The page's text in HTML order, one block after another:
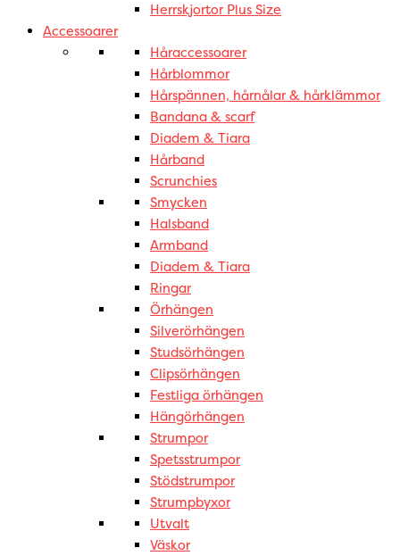
Herrskjortor Plus Size
Accessoarer
Håraccessoarer
Hårblommor
Hårspännen, hårnålar & hårklämmor
Bandana & scarf
Diadem & Tiara
Hårband
Scrunchies
Smycken
Halsband
Armband
Diadem & Tiara
Ringar
Örhängen
Silverörhängen
Studsörhängen
Clipsörhängen
Festliga örhängen
Hängörhängen
Strumpor
Spetsstrumpor
Stödstrumpor
Strumpbyxor
Utvalt
Väskor